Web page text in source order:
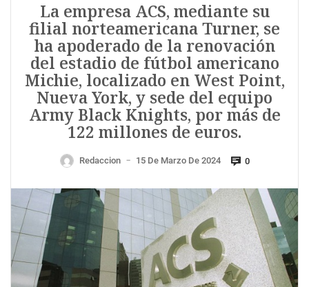
La empresa ACS, mediante su
filial norteamericana Turner, se
ha apoderado de la renovación
del estadio de fútbol americano
Michie, localizado en West Point,
Nueva York, y sede del equipo
Army Black Knights, por más de
122 millones de euros.
Redaccion — 15 De Marzo De 2024 0